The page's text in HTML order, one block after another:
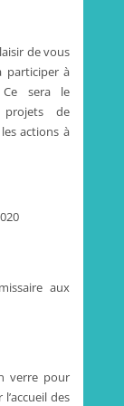
de vous
participer à
Ce sera le
de
actions à
aux
verre pour
des